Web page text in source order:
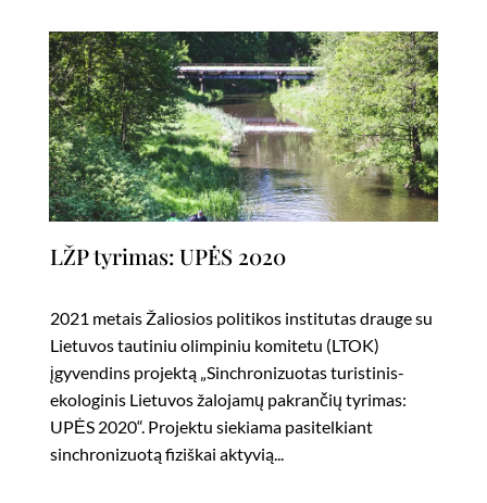
LŽP tyrimas: UPĖS 2020
2021 metais Žaliosios politikos institutas drauge su
Lietuvos tautiniu olimpiniu komitetu (LTOK)
įgyvendins projektą „Sinchronizuotas turistinis-
ekologinis Lietuvos žalojamų pakrančių tyrimas:
UPĖS 2020“. Projektu siekiama pasitelkiant
sinchronizuotą fiziškai aktyvią...